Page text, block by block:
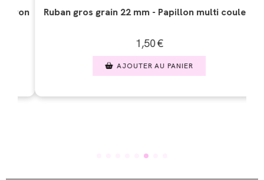
- Papillon multi couleur Ruban gros grain 22 mm -